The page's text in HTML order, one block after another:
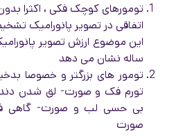
تومورهای کوچک فکی ، اکثرا
اتفاقی در تصویر پانورامیک
این موضوع ارزش تصویر
ساله نشان می دهد
تومور های بزرگتر و خصوصا
تورم فک و صورت- لق شدن
بی حسی لب و صورت- گاهی
صورت